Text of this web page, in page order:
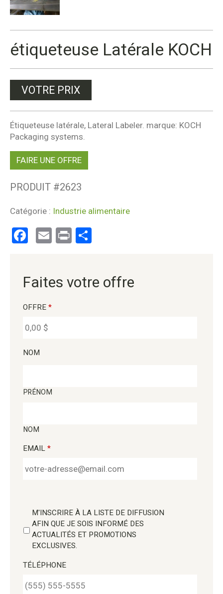
étiqueteuse Latérale KOCH
VOTRE PRIX
Étiqueteuse latérale, Lateral Labeler. marque: KOCH
Packaging systems.
FAIRE UNE OFFRE
PRODUIT #2623
Catégorie : Industrie alimentaire
Facebook
EmailPrint
Faites votre offre
OFFRE *
NOM
PRÉNOM
NOM
EMAIL *
M'INSCRIRE À LA LISTE DE DIFFUSION
AFIN QUE JE SOIS INFORMÉ DES
ACTUALITÉS ET PROMOTIONS
EXCLUSIVES.
TÉLÉPHONE